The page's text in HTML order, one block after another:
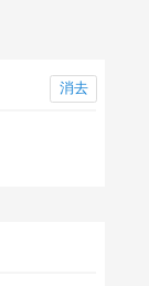
消去